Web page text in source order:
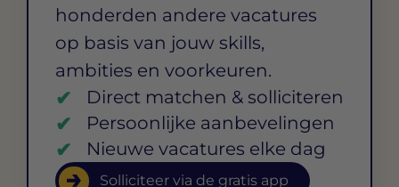
honderden andere vacatures
op basis van jouw skills,
ambities en voorkeuren.
Direct matchen & solliciteren
Persoonlijke aanbevelingen
Nieuwe vacatures elke dag
Solliciteer via de gratis app